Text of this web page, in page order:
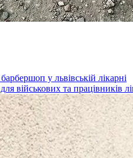
у львівській лікарні
військових та працівників